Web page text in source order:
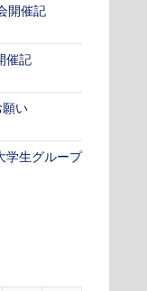
開催記
催記
願い
学生グループ